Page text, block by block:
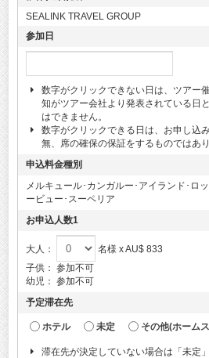
SEALINK TRAVEL GROUP
参加日
数字がクリックできない日は、ツアー
知がツアー会社より発表されている日
はできません。
数字がクリックできる日は、お申し込
無、席の確保の保証をするものではあり
申込料金種別
メルキュール･カンガルー･アイランド･ロ
ービュー･スーペリア
お申込人数1
大人：
名様 x AU$ 833
子供： 参加不可
幼児： 参加不可
予定滞在先
ホテル 未定 その他(ホーム
滞在先が決定していない場合は「未定